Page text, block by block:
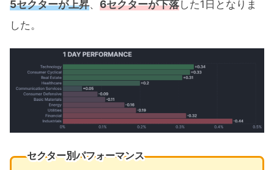
5セクターが上昇、 6セクターが下落した1日となりま
した。
セクター別パフォーマンス